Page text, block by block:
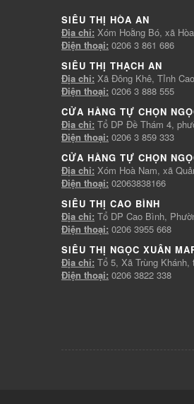
SIÊU THỊ HÒA AN
Địa chỉ: Xóm Hoằng Bó, xã
Điện thoại: 0206 3 861 686
SIÊU THỊ THẠCH AN
Địa chỉ: Xã Đông Khê, Tỉnh
Điện thoại: 0206 3 888 555
CỬA HÀNG TỰ CHỌN
Địa chỉ: Tổ DP Đề Thám 4,
Điện thoại: 0206 3 859 333
CỬA HÀNG TỰ CHỌN
Địa chỉ: Xóm Hoà Nam, xã
Điện thoại: 02063838166
SIÊU THỊ CAO BÌNH
Địa chỉ: Tổ DP Cao Bình,
Điện thoại: 0206 3955 668
SIÊU THỊ NGỌC XUÂN
Địa chỉ: Tổ 5, Xã Trùng Khánh,
Điện thoại: 0206 3822 338